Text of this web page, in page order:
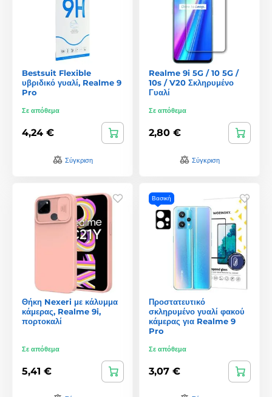
Bestsuit Flexible
υβριδικό γυαλί, Realme 9
Pro
Σε απόθεμα
4,24 €
Σύγκριση
Realme 9i 5G / 10 5G /
10s / V20 Σκληρυμένο
Γυαλί
Σε απόθεμα
2,80 €
Σύγκριση
Θήκη Nexeri με κάλυμμα
κάμερας, Realme 9i,
πορτοκαλί
Σε απόθεμα
5,41 €
Βασική
Προστατευτικό
σκληρυμένο γυαλί φακού
κάμερας για Realme 9
Pro
Σε απόθεμα
3,07 €